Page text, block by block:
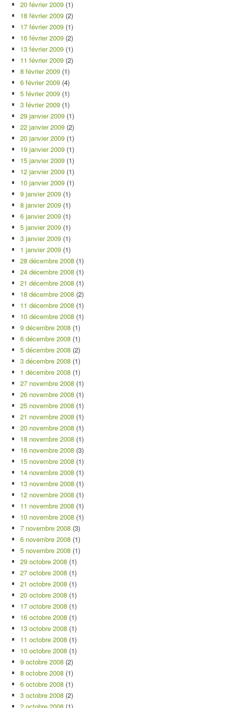
20 février 2009 (1)
18 février 2009 (2)
17 février 2009 (1)
16 février 2009 (2)
13 février 2009 (1)
11 février 2009 (2)
8 février 2009 (1)
6 février 2009 (4)
5 février 2009 (1)
3 février 2009 (1)
29 janvier 2009 (1)
22 janvier 2009 (2)
20 janvier 2009 (1)
19 janvier 2009 (1)
15 janvier 2009 (1)
12 janvier 2009 (1)
10 janvier 2009 (1)
9 janvier 2009 (1)
8 janvier 2009 (1)
6 janvier 2009 (1)
5 janvier 2009 (1)
3 janvier 2009 (1)
1 janvier 2009 (1)
28 décembre 2008 (1)
24 décembre 2008 (1)
21 décembre 2008 (1)
18 décembre 2008 (2)
11 décembre 2008 (1)
10 décembre 2008 (1)
9 décembre 2008 (1)
6 décembre 2008 (1)
5 décembre 2008 (2)
3 décembre 2008 (1)
1 décembre 2008 (1)
27 novembre 2008 (1)
26 novembre 2008 (1)
25 novembre 2008 (1)
21 novembre 2008 (1)
20 novembre 2008 (1)
18 novembre 2008 (1)
16 novembre 2008 (3)
15 novembre 2008 (1)
14 novembre 2008 (1)
13 novembre 2008 (1)
12 novembre 2008 (1)
11 novembre 2008 (1)
10 novembre 2008 (1)
7 novembre 2008 (3)
6 novembre 2008 (1)
5 novembre 2008 (1)
29 octobre 2008 (1)
27 octobre 2008 (1)
21 octobre 2008 (1)
20 octobre 2008 (1)
17 octobre 2008 (1)
16 octobre 2008 (1)
13 octobre 2008 (1)
11 octobre 2008 (1)
10 octobre 2008 (1)
9 octobre 2008 (2)
8 octobre 2008 (1)
6 octobre 2008 (1)
3 octobre 2008 (2)